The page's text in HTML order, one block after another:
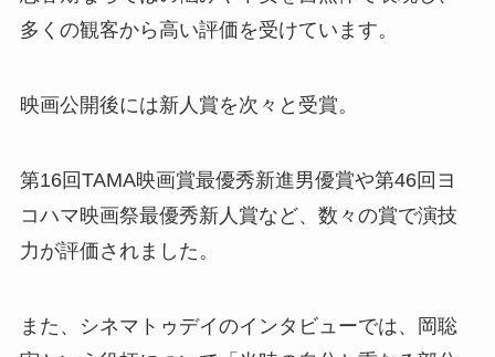
多くの観客から高い評価を受けています。
映画公開後には新人賞を次々と受賞。
第16回TAMA映画賞最優秀新進男優賞や第46回ヨ
コハマ映画祭最優秀新人賞など、数々の賞で演技
力が評価されました。
また、シネマトゥデイのインタビューでは、岡聡